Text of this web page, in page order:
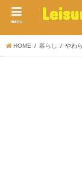
menu
HOME 暮らし やわ